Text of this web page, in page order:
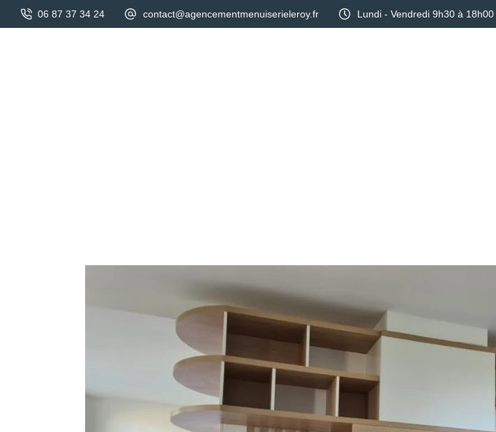
06 87 37 34 24 contact@agencementmenuiserieleroy.fr Lundi - Vendredi 9h30 à 18h00